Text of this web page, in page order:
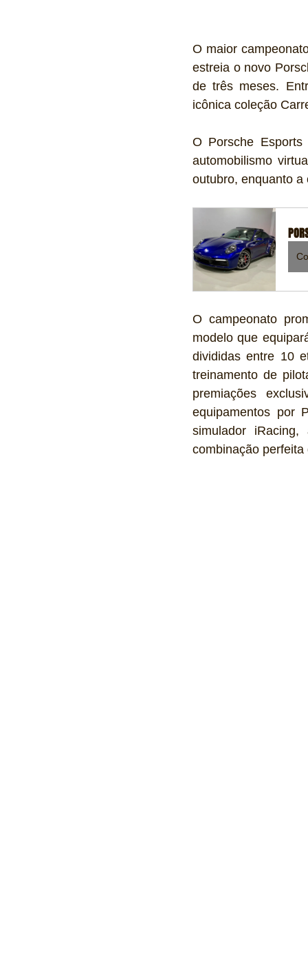
O maior
estreia o novo
de três meses.
icônica coleção
O Porsche
automobilismo
outubro, enquanto a
O campeonato
modelo que
divididas entre 10
treinamento de
premiações
equipamentos por
simulador
combinação